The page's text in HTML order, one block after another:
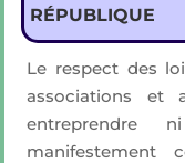
RÉPUBLIQUE
Le respect des
associations et
entreprendre